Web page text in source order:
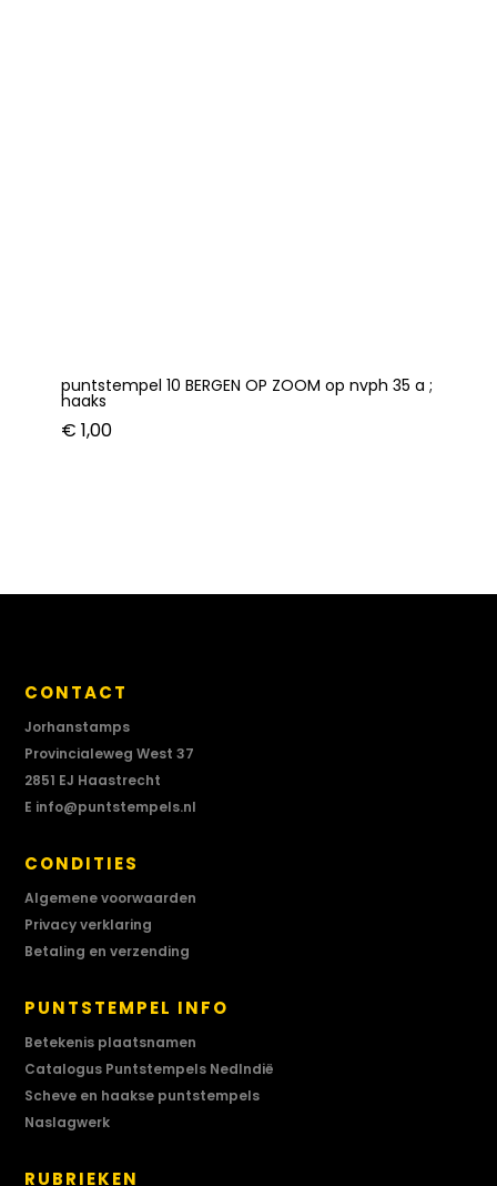
puntstempel 10 BERGEN OP ZOOM op nvph 35 a ;
haaks
€ 1,00
CONTACT
Jorhanstamps
Provincialeweg West 37
2851 EJ Haastrecht
E info@puntstempels.nl
CONDITIES
Algemene voorwaarden
Privacy verklaring
Betaling en verzending
PUNTSTEMPEL INFO
Betekenis plaatsnamen
Catalogus Puntstempels NedIndië
Scheve en haakse puntstempels
Naslagwerk
RUBRIEKEN